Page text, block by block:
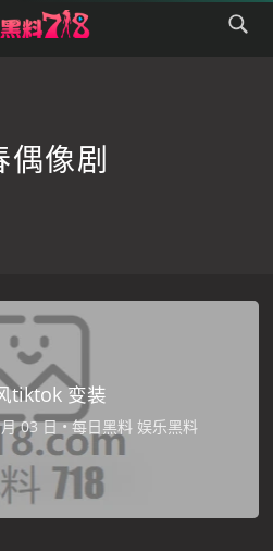
偶像剧
tiktok 变装
•每日黑料 娱乐黑料